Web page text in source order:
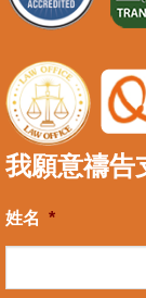
我願意禱告
姓名 *